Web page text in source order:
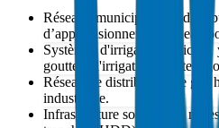
Réseaux municipaux de
d’approvisionnement en eau
Systèmes d'irrigation agricole,
goutte et l'irrigation goutte à
Réseau de distribution de gaz
industrielle.
Infrastructure souterraine